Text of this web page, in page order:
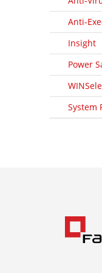
Anti-
Insight
Power
System